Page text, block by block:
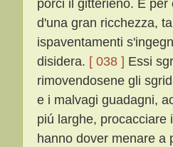
porci il gitterieno. E
d'una gran ricchezza,
ispaventamenti
disidera. [ 038 ] Essi
rimovendosene gli
e i malvagi guadagni,
piú larghe, procacciare
hanno dover menare